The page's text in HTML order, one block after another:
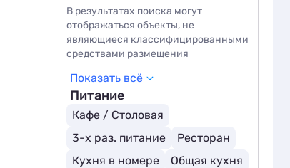
Загородные отели
SPA-отели
В результатах поиска могут
отображаться объекты, не
являющиеся классифицированными
средствами размещения
Показать всё
Питание
Кафе / Столовая
3-х раз. питание
Ресторан
Кухня в номере
Общая кухня